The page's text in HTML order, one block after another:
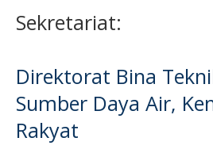
Sekretariat:
Direktorat Bina
Sumber Daya Air,
Rakyat